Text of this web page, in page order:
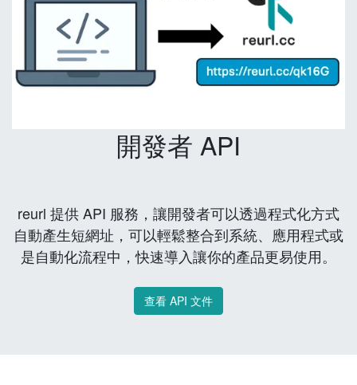
開發者 API
reurl 提供 API 服務，讓開發者可以透過程式化方式
自動產生短網址，可以輕鬆整合到系統、應用程式或
是自動化流程中，快速導入讓你的產品更易使用。
查看 API 文件